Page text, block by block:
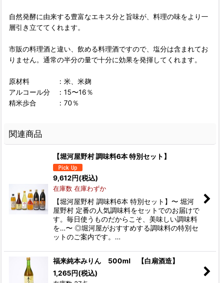
自然発酵に由来する豊富なエキス分と旨味が、料理の味をより一
層引き立ててくれます。
市販の料理酒と違い、飲める料理酒ですので、塩分は含まれてお
りません。通常の半分の量で十分に効果を発揮してくれます。
原材料 ：米、米麹
アルコール分 ：15〜16％
精米歩合 ：70％
関連商品
【堀河屋野村 調味料6本 特別セット】
9,612円(税込)
在庫数 在庫わずか
【堀河屋野村 調味料6本 特別セット】〜 堀河
屋野村 定番の人気調味料をセットでのお届けで
す。毎日使うものだからこそ、美味しい調味料
を…〜 ◎堀河屋がおすすめする調味料の特別セ
ットのご案内です。…
福来純本みりん 500ml 【白扇酒造】
1,265円(税込)